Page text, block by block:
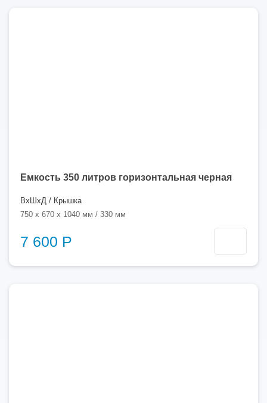
Емкость 350 литров горизонтальная черная
ВхШхД / Крышка
750 x 670 x 1040 мм / 330 мм
7 600 Р